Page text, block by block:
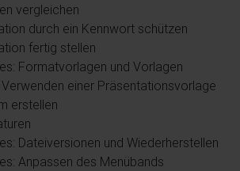
vergleichen
durch ein Kennwort schützen
fertig stellen
Formatvorlagen und Vorlagen
Verwenden einer Präsentationsvorlage
erstellen
Dateiversionen und Wiederherstellen
Anpassen des Menübands